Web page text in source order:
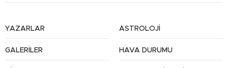
YAZARLAR
GALERİLER
ASTROLOJİ
HAVA DURUMU